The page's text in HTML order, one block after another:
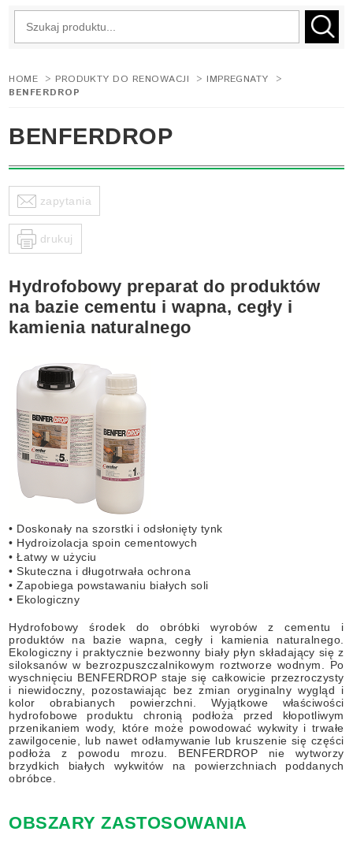
HOME > PRODUKTY DO RENOWACJI > IMPREGNATY
>
BENFERDROP
BENFERDROP
zapytania
drukuj
Hydrofobowy preparat do produktów
na bazie cementu i wapna, cegły i
kamienia naturalnego
• Doskonały na szorstki i odsłonięty tynk
• Hydroizolacja spoin cementowych
• Łatwy w użyciu
• Skuteczna i długotrwała ochrona
• Zapobiega powstawaniu białych soli
• Ekologiczny
Hydrofobowy środek do obróbki wyrobów z cementu i
produktów na bazie wapna, cegły i kamienia naturalnego.
Ekologiczny i praktycznie bezwonny biały płyn składający się z
siloksanów w bezrozpuszczalnikowym roztworze wodnym. Po
wyschnięciu BENFERDROP staje się całkowicie przezroczysty
i niewidoczny, pozostawiając bez zmian oryginalny wygląd i
kolor obrabianych powierzchni. Wyjątkowe właściwości
hydrofobowe produktu chronią podłoża przed kłopotliwym
przenikaniem wody, które może powodować wykwity i trwałe
zawilgocenie, lub nawet odłamywanie lub kruszenie się części
podłoża z powodu mrozu. BENFERDROP nie wytworzy
brzydkich białych wykwitów na powierzchniach poddanych
obróbce.
OBSZARY ZASTOSOWANIA